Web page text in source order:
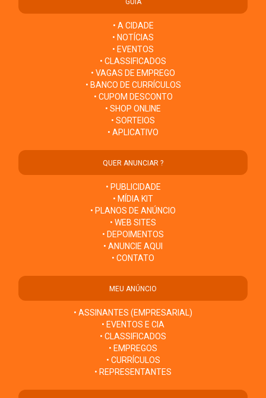
GUIA
• A CIDADE
• NOTÍCIAS
• EVENTOS
• CLASSIFICADOS
• VAGAS DE EMPREGO
• BANCO DE CURRÍCULOS
• CUPOM DESCONTO
• SHOP ONLINE
• SORTEIOS
• APLICATIVO
QUER ANUNCIAR ?
• PUBLICIDADE
• MÍDIA KIT
• PLANOS DE ANÚNCIO
• WEB SITES
• DEPOIMENTOS
• ANUNCIE AQUI
• CONTATO
MEU ANÚNCIO
• ASSINANTES (EMPRESARIAL)
• EVENTOS E CIA
• CLASSIFICADOS
• EMPREGOS
• CURRÍCULOS
• REPRESENTANTES